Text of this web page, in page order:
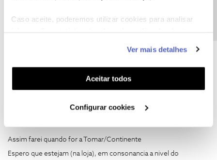
Caso aceite, poderemos utilizar cookies para analisar
funcionalidades (cookies de personalização e
funcionalidade) e adaptar anúncios aos seus interesses
(cookies de publicidade personalizada). Pode gerir a
utilização dos cookies clicando em "Configurar
Ver mais detalhes
Aceitar todos
Configurar cookies
Siga os perfis da moderação, através da opção "Seguir", para estar
Muito obrigada a ambos
Assim farei quando for a Tomar/Continente
Espero que estejam (na loja), em consonancia a nivel do